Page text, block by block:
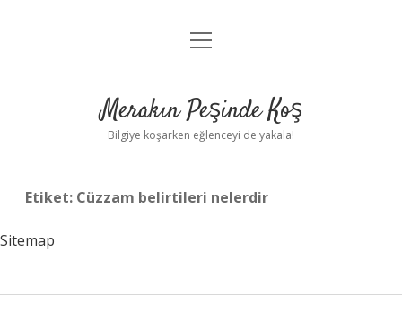
Anasayfa
Yasal Uyarı
menüyü
Merakın Peşinde Koş
Bilgiye koşarken eğlenceyi de yakala!
Etiket: Cüzzam belirtileri nelerdir
Sitemap